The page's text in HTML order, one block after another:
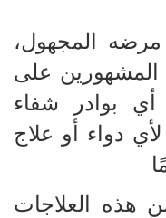
المجهول،
المشهورين على
بوادر شفاء
دواء أو علاج
هذه العلاجات